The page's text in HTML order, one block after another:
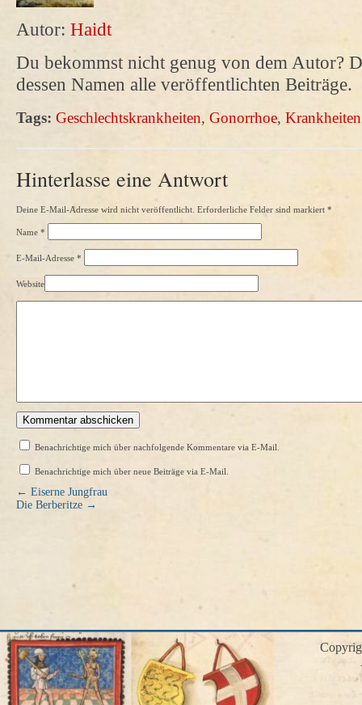
Autor: Haidt
Du bekommst nicht genug von dem Autor?
dessen Namen alle veröffentlichten Beiträge.
Tags: Geschlechtskrankheiten, Gonorrhoe, Krankheiten
Hinterlasse eine Antwort
Deine E-Mail-Adresse wird nicht veröffentlicht. Erforderliche Felder sind markiert *
Name *
E-Mail-Adresse *
Website
Benachrichtige mich über nachfolgende Kommentare via E-Mail.
Benachrichtige mich über neue Beiträge via E-Mail.
← Eiserne Jungfrau
Die Berberitze →